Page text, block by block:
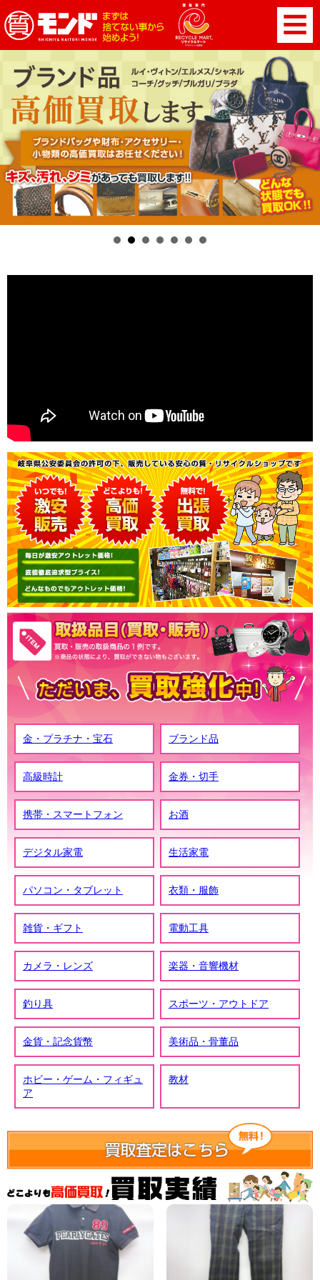
金・プラチナ・宝石 ブランド品
高級時計 金券・切手
携帯・スマートフォン お酒
デジタル家電 生活家電
パソコン・タブレット 衣類・服飾
雑貨・ギフト 電動工具
カメラ・レンズ 楽器・音響機材
釣り具 スポーツ・アウトドア
金貨・記念貨幣 美術品・骨董品
ホビー・ゲーム・フィギュ
ア
教材